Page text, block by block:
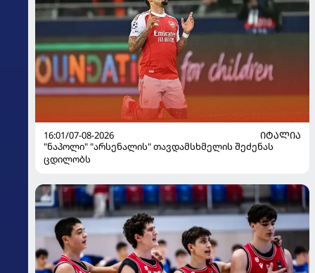
16:01/07-08-2026
ᲘᲢᲐᲚᲘᲐ
"ნაპოლი" "არსენალის" თავდამსხმელის შეძენას
ცდილობს